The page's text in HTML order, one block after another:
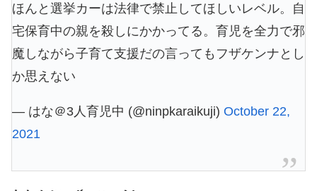
ほんと選挙カーは法律で禁止してほしいレベル。自
宅保育中の親を殺しにかかってる。育児を全力で邪
魔しながら子育て支援だの言ってもフザケンナとし
か思えない
— はな＠3人育児中 (@ninpkaraikuji) October 22,
2021